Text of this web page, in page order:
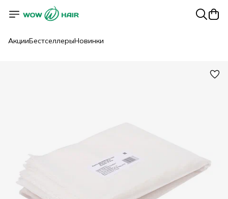
АкцииБестселлерыНовинки